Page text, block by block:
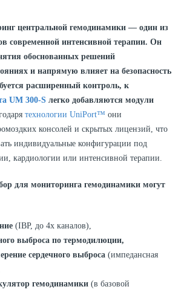
центральной гемодинамики — один из
современной интенсивной терапии. Он
обоснованных решений
и напрямую влияет на безопасность
расширенный контроль, к
UM 300-S легко добавляются модули
технологии UniPort™ они
консолей и скрытых лицензий, что
индивидуальные конфигурации под
кардиологии или интенсивной терапии.
для мониторинга гемодинамики могут
(IBP, до 4х каналов),
выброса по термодилюции,
сердечного выброса (импедансная
гемодинамики (в базовой